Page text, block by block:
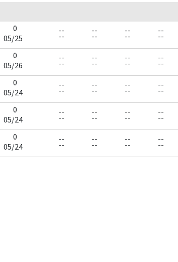
0
05/25
--
--
--
--
--
--
--
--
0
05/26
--
--
--
--
--
--
--
--
0
05/24
--
--
--
--
--
--
--
--
0
05/24
--
--
--
--
--
--
--
--
0
05/24
--
--
--
--
--
--
--
--